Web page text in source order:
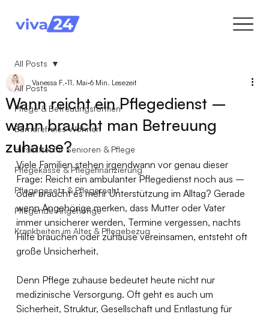
All Posts
Pflege & Betreuungsformen
Barrierefreies Wohnen
Hilfsmittel für Senioren & Pflege
Pflegekasse & Pflegefinanzierung
Pflegegesetz & Pflegerecht
Pflegende Angehörige
Krankheiten im Alter & Pflegebezug
All Posts
Wann reicht ein Pflegedienst –
wann braucht man Betreuung
zuhause?
Vanessa F. 11. Mai 6 Min. Lesezeit
Viele Familien stehen irgendwann vor genau dieser
Frage: Reicht ein ambulanter Pflegedienst noch aus –
oder braucht es mehr Unterstützung im Alltag? Gerade
wenn Angehörige merken, dass Mutter oder Vater
immer unsicherer werden, Termine vergessen, nachts
Hilfe brauchen oder zuhause vereinsamen, entsteht oft
große Unsicherheit.
Denn Pflege zuhause bedeutet heute nicht nur
medizinische Versorgung. Oft geht es auch um
Sicherheit, Struktur, Gesellschaft und Entlastung für